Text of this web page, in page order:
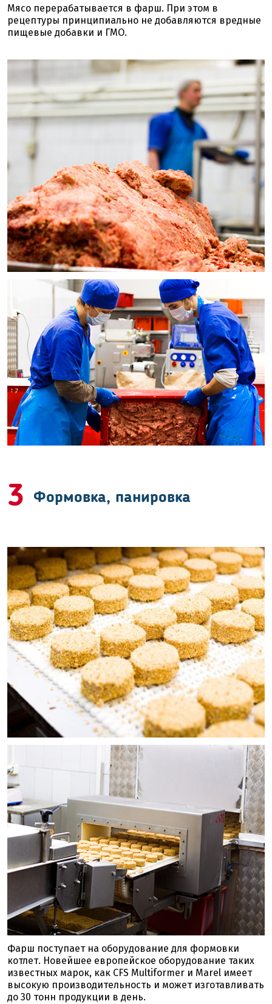
Мясо перерабатывается в фарш. При этом в
рецептуры принципиально не добавляются вредные
пищевые добавки и ГМО.
3 Формовка, панировка
Фарш поступает на оборудование для формовки
котлет. Новейшее европейское оборудование таких
известных марок, как CFS Multifоrmer и Marel имеет
высокую производительность и может изготавливать
до 30 тонн продукции в день.